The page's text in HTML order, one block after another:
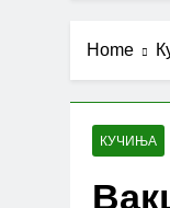
Home
КУЧИЊА